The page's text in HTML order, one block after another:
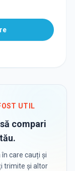
UTIL
compari
care cauți și
trimite și altor